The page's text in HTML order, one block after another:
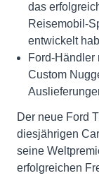
das
Reisemobil-
entwickelt
Ford-Händler
Custom
Der neue Ford
diesjährigen
seine
erfolgreichen